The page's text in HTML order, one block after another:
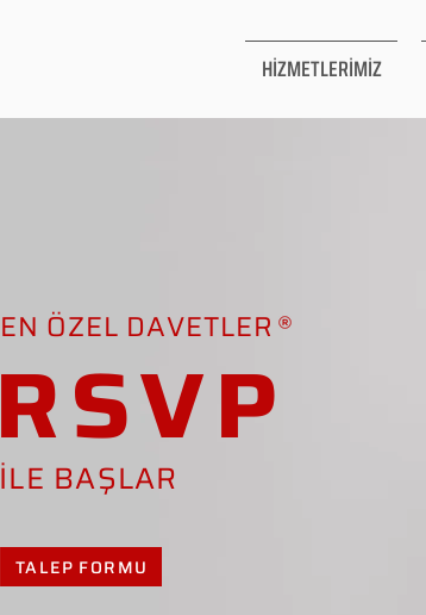
HİZMETLERİMİZ
EN ÖZEL DAVETLER
RSVP
İLE BAŞLAR
TALEP FORMU